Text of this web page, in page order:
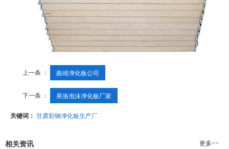
上一条 ： 曲靖净化板公司
下一条 ： 果洛泡沫净化板厂家
关键词： 甘肃彩钢净化板生产厂
相关资讯 更多>>